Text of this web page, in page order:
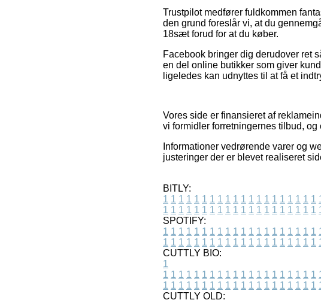
Trustpilot medfører fuldkommen
den grund foreslår vi, at du
18sæt forud for at du køber.
Facebook bringer dig derudover ret
en del online butikker som giver
ligeledes kan udnyttes til at få et
Vores side er finansieret af
vi formidler forretningernes tilbud,
Informationer vedrørende varer og
justeringer der er blevet realiseret
BITLY:
1 1 1 1 1 1 1 1 1 1 1 1 1 1 1 1 1 1 1 1
1 1 1 1 1 1 1 1 1 1 1 1 1 1 1 1 1 1 1 1
SPOTIFY:
1 1 1 1 1 1 1 1 1 1 1 1 1 1 1 1 1 1 1 1
1 1 1 1 1 1 1 1 1 1 1 1 1 1 1 1 1 1 1 1
CUTTLY BIO:
1
1 1 1 1 1 1 1 1 1 1 1 1 1 1 1 1 1 1 1 1
1 1 1 1 1 1 1 1 1 1 1 1 1 1 1 1 1 1 1 1
CUTTLY OLD: